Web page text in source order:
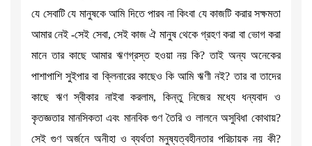
যে সেবাটি যে মানুষকে আমি দিতে পারব না কিংবা যে কাজটি করার সক্ষমতা
আমার নেই -সেই সেবা, সেই কাজ ঐ মানুষ থেকে গ্রহণ করা বা ভোগ করা
মানে তার কাছে আমার ঋণগ্রস্ত হওয়া নয় কি? তাই অন্য অনেকের
পাশাপাশি সুইপার বা ক্লিনারের কাছেও কি আমি ঋণী নই? তার বা তাদের
কাছে ঋণ স্বীকার নাইবা করলাম, কিন্তু নিজের মধ্যে ধন্যবাদ ও
কৃতজ্ঞতার মানসিকতা এবং মানবিক গুণ তৈরি ও লালনে অসুবিধা কোথায়?
সেই গুণ অর্জনে অনীহা ও ব্যর্থতা মনুষ্যত্বহীনতার পরিচায়ক নয় কী?